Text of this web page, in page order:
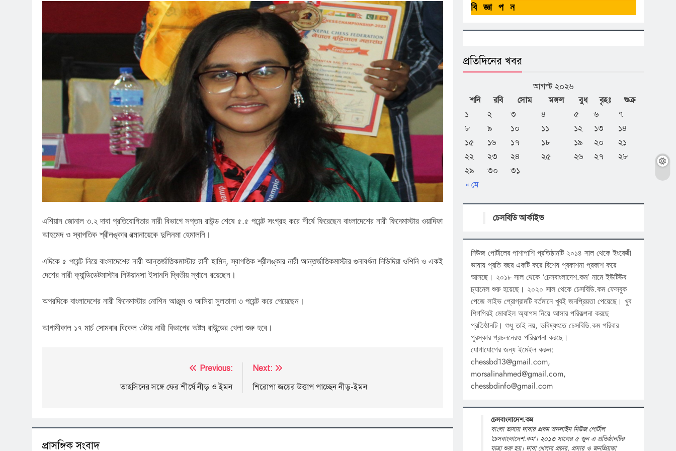
এশিয়ান জোনাল ৩.২ দাবা প্রতিযোগিতার নারী বিভাগে সপ্তম রাউন্ড শেষে ৫.৫ পয়েন্ট সংগ্রহ করে শীর্ষে ফিরেছেন বাংলাদেশের নারী ফিদেমাস্টার ওয়াদিফা
আহমেদ ও স্বাগতিক শ্রীলঙ্কার রত্মানায়েকে দুলিনমা হেমালনি।
এদিকে ৫ পয়েন্ট নিয়ে বাংলাদেশের নারী আন্তর্জাতিকমাস্টার রানী হামিদ, স্বাগতিক শ্রীলঙ্কার নারী আন্তর্জাতিকমাস্টার গুনাবর্ধনা দিভিদিয়া ওশিনি ও একই
দেশের নারী ক্যান্ডিডেটমাস্টার নিউয়ানসা ইসানদি দ্বিতীয় স্থানে রয়েছেন।
অপরদিকে বাংলাদেশের নারী ফিদেমাস্টার নোশিন আঞ্জুম ও আসিয়া সুলতানা ৩ পয়েন্ট করে পেয়েছেন।
আগামীকাল ১৭ মার্চ সোমবার বিকেল ৩টায় নারী বিভাগের অষ্টম রাউন্ডের খেলা শুরু হবে।
Previous:
তাহসিনের সঙ্গে ফের শীর্ষে নীড় ও ইমন
Next:
শিরোপা জয়ের উত্তাপ পাচ্ছেন নীড়-ইমন
প্রাসঙ্গিক সংবাদ
বিজ্ঞাপন
প্রতিদিনের খবর
আগস্ট ২০২৬
শনি
রবি সোম মঙ্গল বুধ বৃহঃ শুক্র
« মে
১ ২ ৩ ৪ ৫ ৬
৭
৮
৯ ১০ ১১ ১২ ১৩
১৪
১৫
১৬ ১৭ ১৮ ১৯ ২০
২১
২২
২৩ ২৪ ২৫ ২৬ ২৭
২৮
২৯
৩০ ৩১
চেসবিডি আর্কাইভ
নিউজ পোর্টালের পাশাপাশি প্রতিষ্ঠানটি ২০১৪ সাল থেকে ইংরেজী
ভাষায় প্রতি বছর একটি করে বিশেষ প্রকাশনা প্রকাশ করে
আসছে। ২০১৮ সাল থেকে ‘চেসবাংলাদেশ.কম’ নামে ইউটিউব
চ্যানেল শুরু হয়েছে। ২০২০ সাল থেকে চেসবিডি.কম ফেসবুক
পেজে লাইভ প্রোগ্রামটি বর্তমানে খুবই জনপ্রিয়তা পেয়েছে। খুব
শিগগিরই মোবাইল অ্যাপস নিয়ে আসার পরিকল্পনা করছে
প্রতিষ্ঠানটি। শুধু তাই নয়, ভবিষ্যৎতে চেসবিডি.কম পরিবার
পুরস্কার প্রচলনেরও পরিকল্পনা করছে।
যোগাযোগের জন্য ইমেইল করুন:
chessbd13@gmail.com,
morsalinahmed@gmail.com,
chessbdinfo@gmail.com
চেসবাংলাদেশ.কম
বাংলা ভাষায় দাবার প্রথম অনলাইন নিউজ পোর্টাল
'চেসবাংলাদেশ.কম'। ২০১৩ সালের ৫ জুন এ প্রতিষ্ঠানটির
যাত্রা শুরু হয়। দাবা খেলার প্রচার, প্রসার ও জনপ্রিয়তা